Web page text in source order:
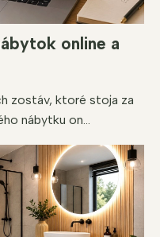
online a
zostáv, ktoré stoja za
nábytku on...